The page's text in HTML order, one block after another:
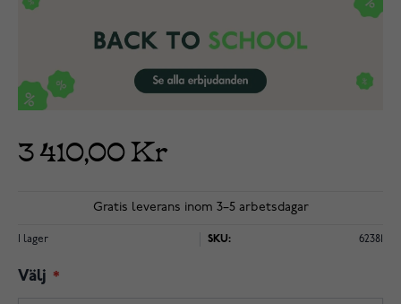
3 410,00 Kr
Gratis leverans inom 3–5 arbetsdagar
I lager SKU: 62381
Välj